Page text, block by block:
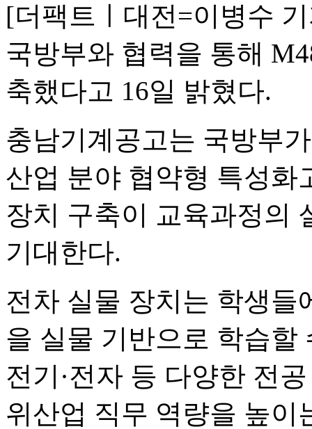
[더팩트ㅣ대전=이병수
국방부와 협력을 통해
축했다고 16일 밝혔다.
충남기계공고는 국방부
산업 분야 협약형 특성화
장치 구축이 교육과정의
기대한다.
전차 실물 장치는 학생들
을 실물 기반으로 학습할
전기·전자 등 다양한 전
위산업 직무 역량을 높이